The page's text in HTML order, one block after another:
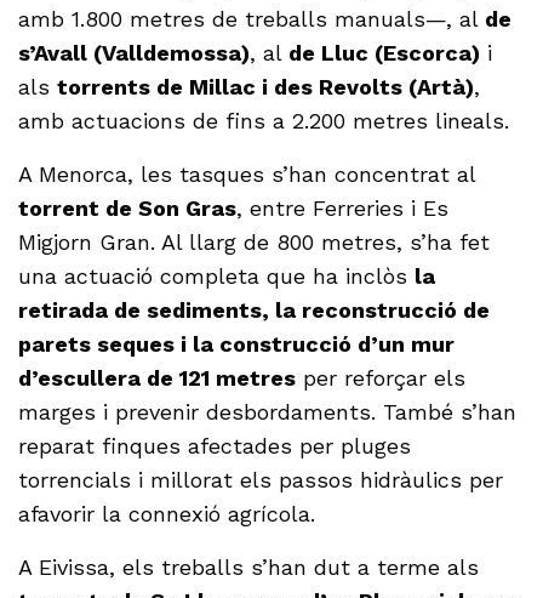
amb 1.800 metres de treballs manuals—, al de
s’Avall (Valldemossa), al de Lluc (Escorca) i
alstorrents de Millac i des Revolts (Artà),
amb actuacions de fins a 2.200 metres lineals.
A Menorca, les tasques s’han concentrat al
torrent de Son Gras, entre Ferreries i Es
Migjorn Gran. Al llarg de 800 metres, s’ha fet
una actuació completa que ha inclòs la
retirada de sediments, la reconstrucció de
parets seques i la construcció d’un mur
d’escullera de 121 metres per reforçar els
marges i prevenir desbordaments. També s’han
reparat finques afectades per pluges
torrencials i millorat els passos hidràulics per
afavorir la connexió agrícola.
A Eivissa, els treballs s’han dut a terme als